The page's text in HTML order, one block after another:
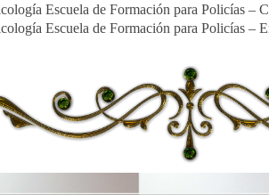
Escuela de Formación para Policías –
Escuela de Formación para Policías –